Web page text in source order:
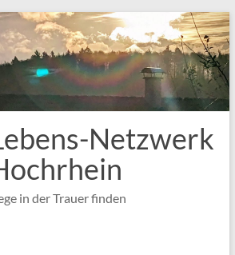
Netzwerk
in der Trauer finden